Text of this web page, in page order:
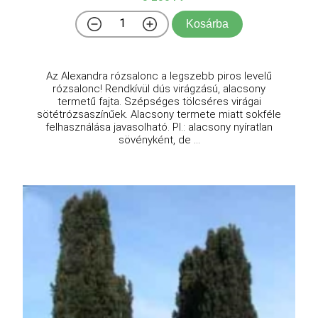
Kosárba
Az Alexandra rózsalonc a legszebb piros levelű
rózsalonc! Rendkívül dús virágzású, alacsony
termetű fajta. Szépséges tölcséres virágai
sötétrózsaszínűek. Alacsony termete miatt sokféle
felhasználása javasolható. Pl.: alacsony nyíratlan
sövényként, de ...